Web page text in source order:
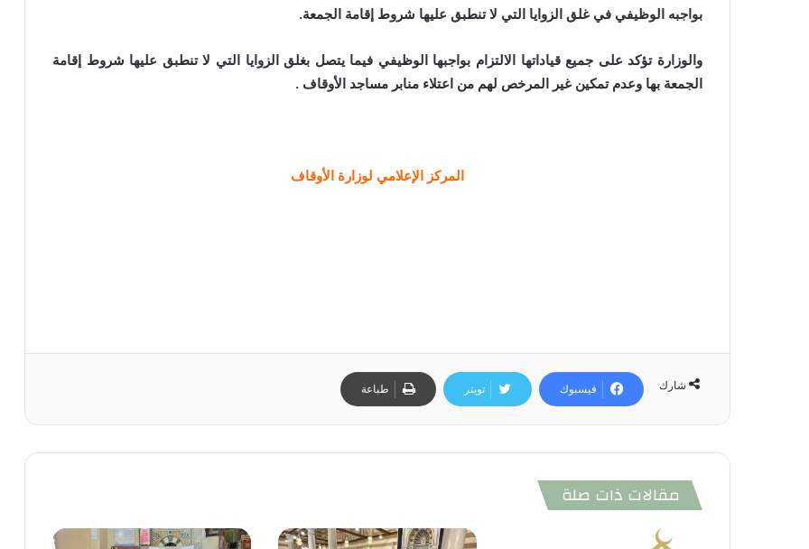
بواجبه الوظيفي في غلق الزوايا التي لا تنطبق عليها شروط إقامة الجمعة.
والوزارة تؤكد على جميع قياداتها الالتزام بواجبها الوظيفي فيما يتصل بغلق الزوايا التي لا تنطبق عليها شروط إقامة
الجمعة بها وعدم تمكين غير المرخص لهم من اعتلاء منابر مساجد الأوقاف .
المركز الإعلامي لوزارة الأوقاف
شارك فيسبوك تويتر طباعة
مقالات ذات صلة